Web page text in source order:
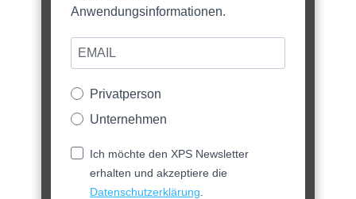
Anwendungsinformationen.
Privatperson
Unternehmen
Ich möchte den XPS Newsletter
erhalten und akzeptiere die
Datenschutzerklärung